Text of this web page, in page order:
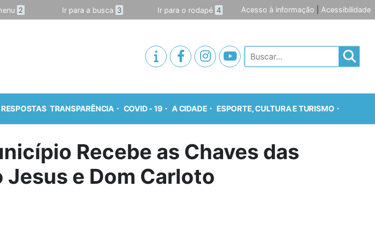
2 Ir para a busca 3 Ir para o rodapé 4 Acesso à informação Acessibilidade
Pesquisar
TRANSPARÊNCIA COVID - 19 A CIDADE ESPORTE, CULTURA E TURISMO
Recebe as Chaves das
e Dom Carloto